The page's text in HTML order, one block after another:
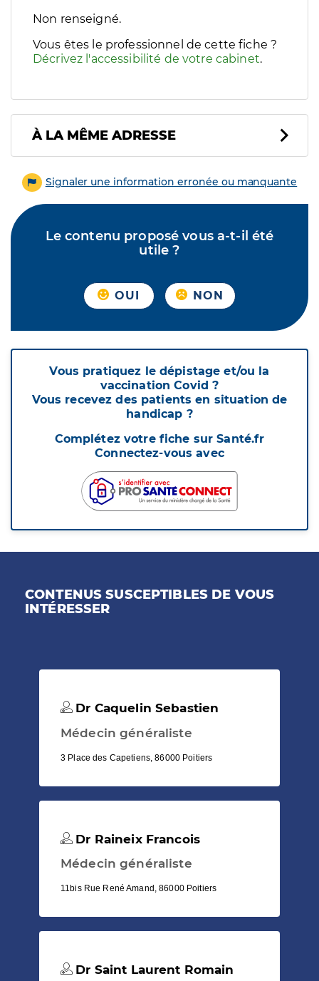
Filtres
Sélectionnez un ou plusieurs handicaps/besoins
Non renseigné.
Vous êtes le professionnel de cette fiche ?
Décrivez l'accessibilité de votre cabinet.
À LA MÊME ADRESSE
Signaler une information erronée ou manquante
Le contenu proposé vous a-t-il été
utile ?
OUI NON
Vous pratiquez le dépistage et/ou la
vaccination Covid ?
Vous recevez des patients en situation de
handicap ?
Complétez votre fiche sur Santé.fr
Connectez-vous avec
CONTENUS SUSCEPTIBLES DE VOUS
INTÉRESSER
Dr Caquelin Sebastien
Médecin généraliste
3 Place des Capetiens, 86000 Poitiers
Dr Raineix Francois
Médecin généraliste
11bis Rue René Amand, 86000 Poitiers
Dr Saint Laurent Romain